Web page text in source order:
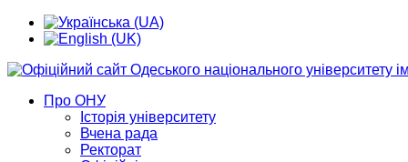
Про ОНУ
Історія університету
Вчена рада
Ректорат